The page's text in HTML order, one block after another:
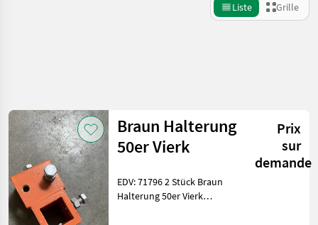
Liste Grille
Catégorie 4 Pays Filtres
CHEMIN
ACTUEL
matériel
agricole
Réinitialiser
3
résultats
Braun Halterung
50er Vierk
Prix
sur
demande
EDV: 71796 2 Stück Braun
Halterung 50er Vierk